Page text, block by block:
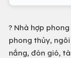
? Nhà hợp
phong thủy,
nắng, đón gió,